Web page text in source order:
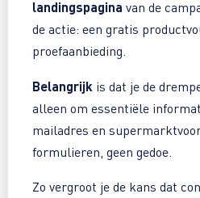
landingspagina van de
de actie: een gratis
proefaanbieding.
Belangrijk is dat je de
alleen om essentiële
mailadres en
formulieren, geen gedoe.
Zo vergroot je de kans dat